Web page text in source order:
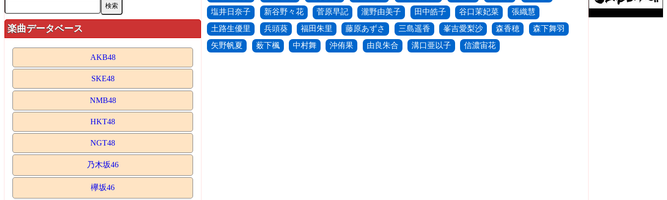
楽曲データベース
AKB48
SKE48
NMB48
HKT48
NGT48
乃木坂46
欅坂46
塩井日奈子
新谷野々花 菅原早記 瀧野由美子 田中皓子 谷口茉妃菜
張織慧
土路生優里
兵頭葵 福田朱里 藤原あずさ 三島遥香 峯吉愛梨沙 森香穂
森下舞羽
矢野帆夏
薮下楓 中村舞 沖侑果 由良朱合 溝口亜以子 信濃宙花